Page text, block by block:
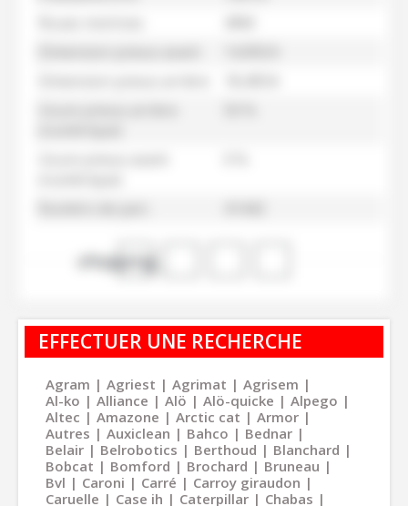
shopping_cart
EFFECTUER UNE RECHERCHE
Agram Agriest Agrimat
Agrisem
Al-ko
Alliance Alö Alö-quicke
Alpego
Altec
Amazone Arctic cat
Armor
Autres
Auxiclean Bahco
Bednar
Belair
Belrobotics Berthoud
Blanchard
Bobcat
Bomford Brochard
Bruneau
Bvl
Caroni Carré
Carroy giraudon
Caruelle
Case ih Caterpillar
Chabas